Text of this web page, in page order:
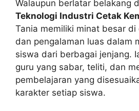
Walaupun berlatar belakang
Teknologi Industri Cetak
Tania memiliki minat besar
dan pengalaman luas dalam
siswa dari berbagai jenjang.
guru yang sabar, teliti, dan
pembelajaran yang
karakter setiap siswa.